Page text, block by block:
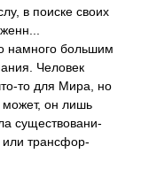
в поиске своих
намного большим
Человек
то для Мира, но
он лишь
суще­ство­вани­
или тран­сфор­